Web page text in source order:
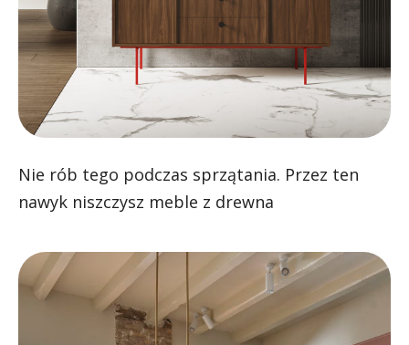
Nie rób tego podczas sprzątania. Przez ten
nawyk niszczysz meble z drewna